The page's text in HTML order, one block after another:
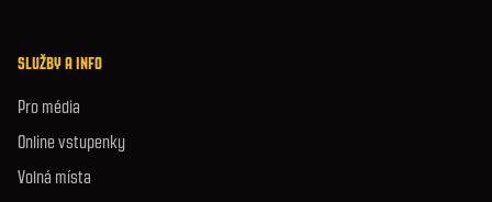
SLUŽBY A INFO
Pro média
Online vstupenky
Volná místa